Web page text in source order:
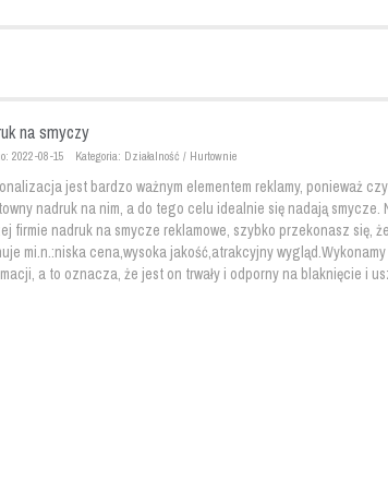
na smyczy
2022-08-15 Kategoria: Działalność / Hurtownie
jest bardzo ważnym elementem reklamy, ponieważ
nadruk na nim, a do tego celu idealnie się nadają
firmie nadruk na smycze reklamowe, szybko przekonasz się,
mi.n.:niska cena,wysoka jakość,atrakcyjny
a to oznacza, że jest on trwały i odporny na blaknięcie i